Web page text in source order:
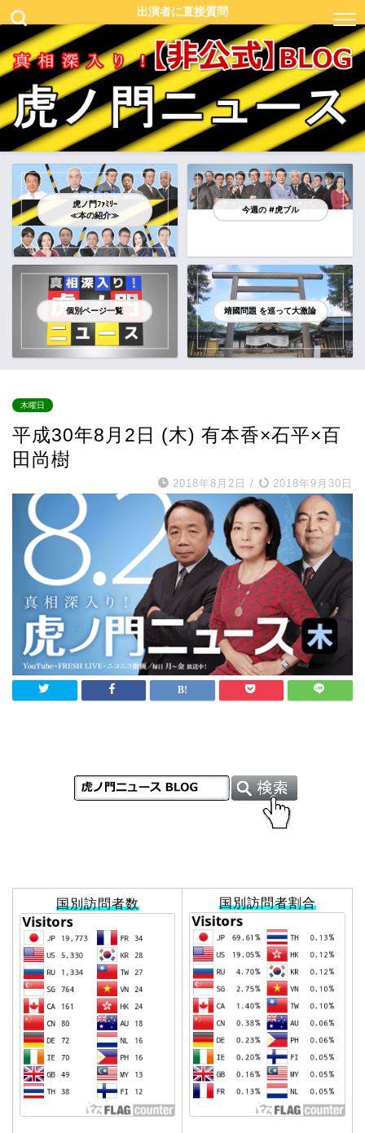
出演者に直接質問
虎ノ門ﾌｧﾐﾘｰ
≪本の紹介≫
今週の #虎ブル
個別ページ一覧 靖國問題 を巡って大激論
木曜日
平成30年8月2日 (木) 有本香×石平×百
田尚樹
2018年8月2日 / 2018年9月30日
国別訪問者数 国別訪問者割合